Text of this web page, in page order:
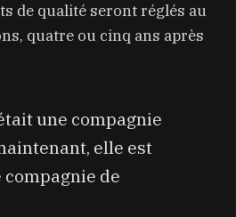
de qualité seront réglés au
quatre ou cinq ans après
une compagnie
elle est
compagnie de